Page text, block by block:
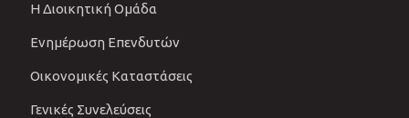
Η Διοικητική Ομάδα
Ενημέρωση Επενδυτών
Οικονομικές Καταστάσεις
Γενικές Συνελεύσεις